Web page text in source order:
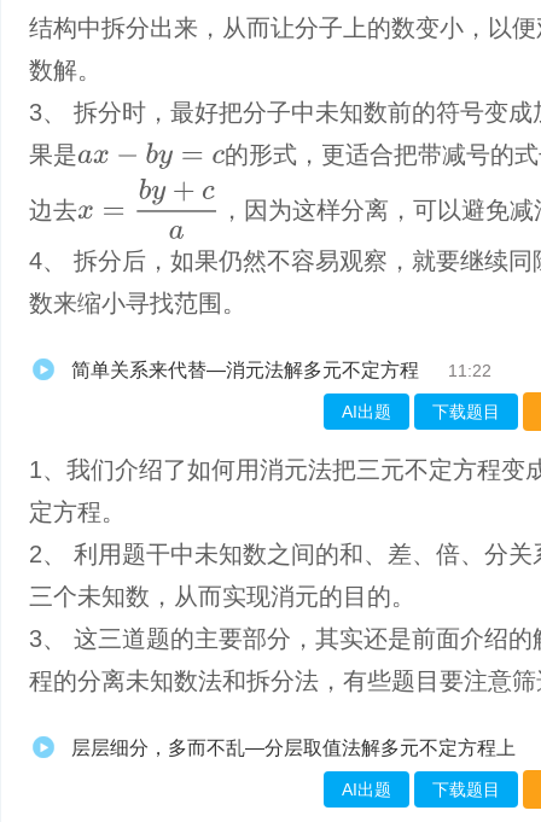
结构中拆分出来，从而让分子上的数变小，以
数解。
3、 拆分时，最好把分子中未知数前的符号变成
果是ax−b y=c 的形式，更适合把带减号的
边去
a
，因为这样分离，可以避免减
4、 拆分后，如果仍然不容易观察，就要继续同
数来缩小寻找范围。
简单关系来代替—消元法解多元不定方程 11:22
AI出题 下载题目
1、我们介绍了如何用消元法把三元不定方程变
定方程。
2、 利用题干中未知数之间的和、差、倍、分关
三个未知数，从而实现消元的目的。
3、 这三道题的主要部分，其实还是前面介绍的
程的分离未知数法和拆分法，有些题目要注意
层层细分，多而不乱—分层取值法解多元不定方程上
AI出题 下载题目